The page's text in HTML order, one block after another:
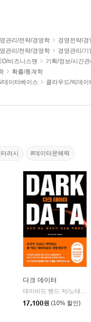
관리/전략/경영학
경영전략/경
관리/전략/경영학
경영관리/기
비즈니스맨
기획/정보/시간
확률/통계학
데이터베이스 클라우드/빅데이
러시 #데이터문해력
| 씨마
다크 데이터
데이비드 핸드 저/노태복 역
17,100원 (10% 할인)